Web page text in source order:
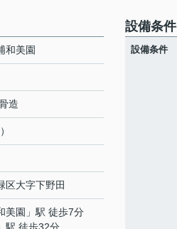
和美園
造
区大字下野田
美園 」駅 徒歩7分
設備条件
設備条件